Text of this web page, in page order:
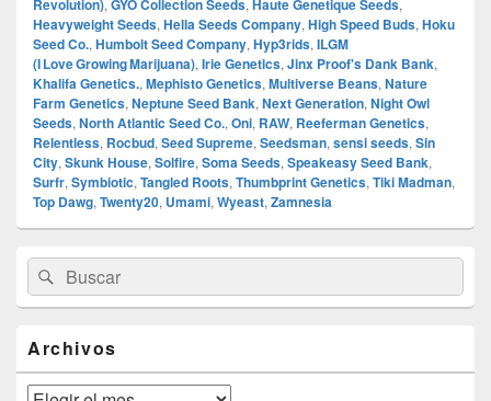
Revolution), GYO Collection Seeds, Haute Genetique Seeds,
Heavyweight Seeds, Hella Seeds Company, High Speed Buds, Hoku
Seed Co., Humbolt Seed Company, Hyp3rids, ILGM
(I Love Growing Marijuana), Irie Genetics, Jinx Proof's Dank Bank,
Khalifa Genetics., Mephisto Genetics, Multiverse Beans, Nature
Farm Genetics, Neptune Seed Bank, Next Generation, Night Owl
Seeds, North Atlantic Seed Co., Oni, RAW, Reeferman Genetics,
Relentless, Rocbud, Seed Supreme, Seedsman, sensi seeds, Sin
City, Skunk House, Solfire, Soma Seeds, Speakeasy Seed Bank,
Surfr, Symbiotic, Tangled Roots, Thumbprint Genetics, Tiki Madman,
Top Dawg, Twenty20, Umami, Wyeast, Zamnesia
área
de
widget
lateral
primaria
Buscar
por:
Buscar
Archivos
Archivos